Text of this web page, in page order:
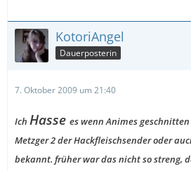
KotoriAngel
Dauerposterin
7. Oktober 2009 um 21:40
Ich Hasse es wenn Animes
Metzger 2 der Hackfleischsender oder
bekannt. früher war das nicht so streng,